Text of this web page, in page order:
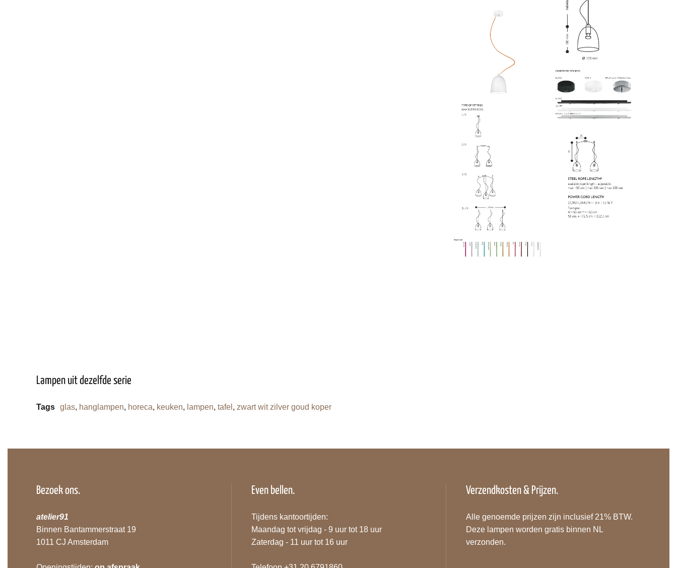
Lampen uit dezelfde serie
Tags glas, hanglampen, horeca, keuken, lampen, tafel , zwart wit zilver goud koper
Bezoek ons.
atelier91
Binnen Bantammerstraat 19
1011 CJ Amsterdam
Even bellen.
Tijdens kantoortijden:
Maandag tot vrijdag - 9 uur tot 18 uur
Zaterdag - 11 uur tot 16 uur
Verzendkosten & Prijzen.
Alle genoemde prijzen zijn inclusief 21% BTW.
Deze lampen worden gratis binnen NL
verzonden.